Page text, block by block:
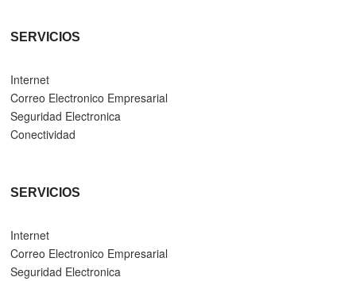
SERVICIOS
Internet
Correo Electronico Empresarial
Seguridad Electronica
Conectividad
SERVICIOS
Internet
Correo Electronico Empresarial
Seguridad Electronica